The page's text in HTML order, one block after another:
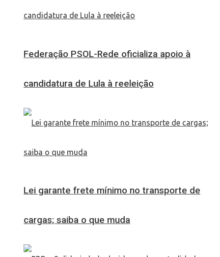
Federação PSOL-Rede oficializa apoio à
candidatura de Lula à reeleição
Lei garante frete mínimo no transporte de
cargas; saiba o que muda